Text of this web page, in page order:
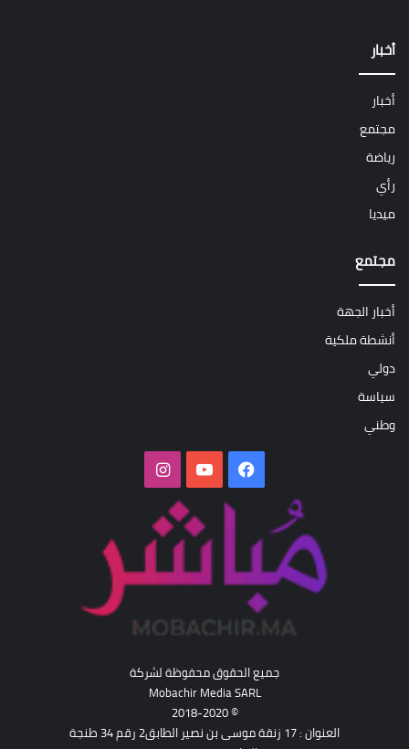
أخبار
أخبار
مجتمع
رياضة
رأي
ميديا
مجتمع
أخبار الجهة
أنشطة ملكية
دولي
سياسة
وطني
فيسبوك‫YouTubeانستقرام
جميع الحقوق محفوظة لشركة
Mobachir Media SARL
© 2018-2020
العنوان : 17 زنقة موسى بن نصير الطابق2 رقم 34 طنجة